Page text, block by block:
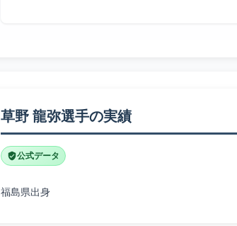
草野 龍弥選手の実績
公式データ
福島県出身